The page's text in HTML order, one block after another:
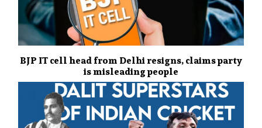
BJP IT cell head from Delhi resigns, claims party
is misleading people